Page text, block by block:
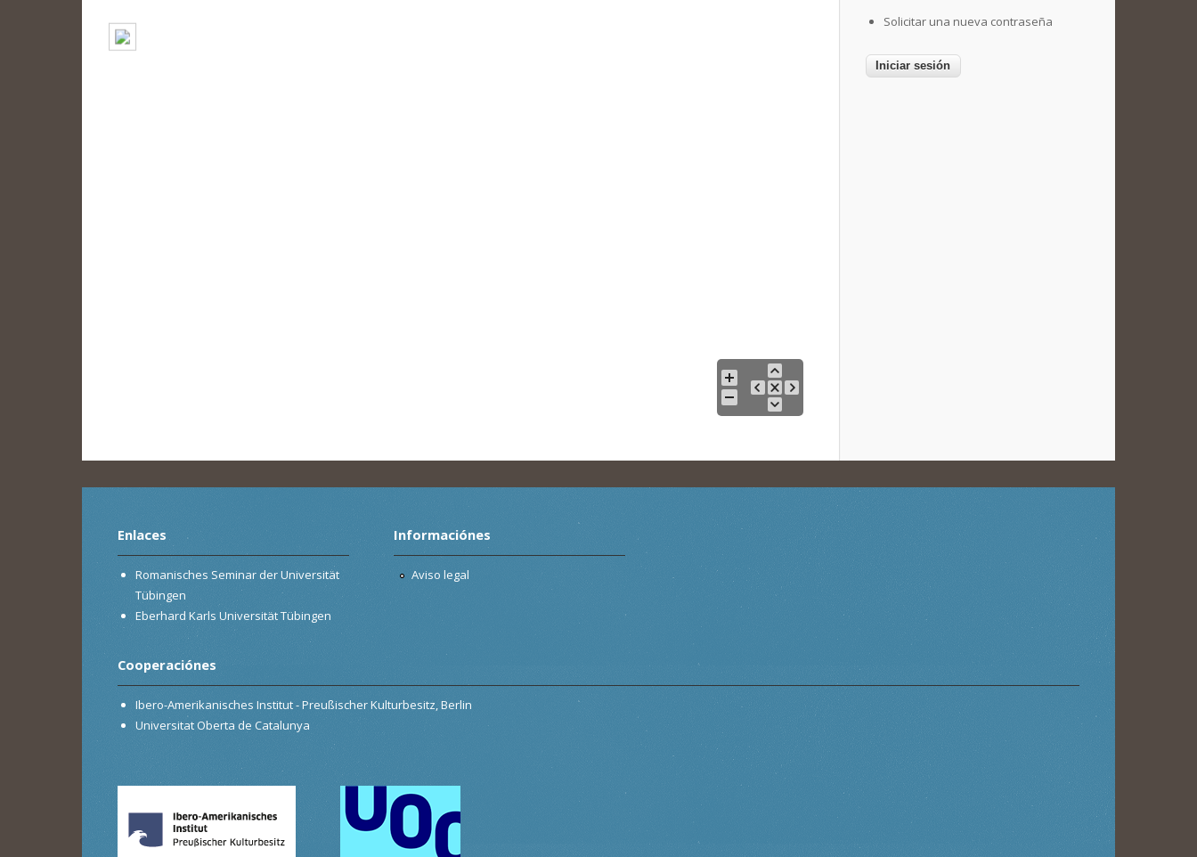
Solicitar una nueva contraseña
Enlaces
Romanisches Seminar der Universität
Tübingen
Eberhard Karls Universität Tübingen
Informaciónes
Aviso legal
Cooperaciónes
Ibero-Amerikanisches Institut - Preußischer Kulturbesitz, Berlin
Universitat Oberta de Catalunya